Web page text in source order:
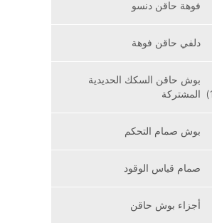
فوهة حاقن دنسو
دلفي حاقن فوهة
بوش حاقن السكك الحديدية
المشتركة
بوش صمام التحكم
صمام قياس الوقود
أجزاء بوش حاقن